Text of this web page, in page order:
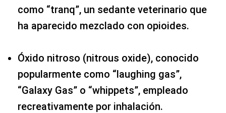
como “tranq”, un sedante veterinario que
ha aparecido mezclado con opioides.
Óxido nitroso (nitrous oxide), conocido
popularmente como “laughing gas”,
“Galaxy Gas” o “whippets”, empleado
recreativamente por inhalación.